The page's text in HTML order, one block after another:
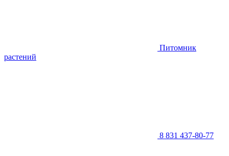
Питомник
растений
8 831 437-80-77